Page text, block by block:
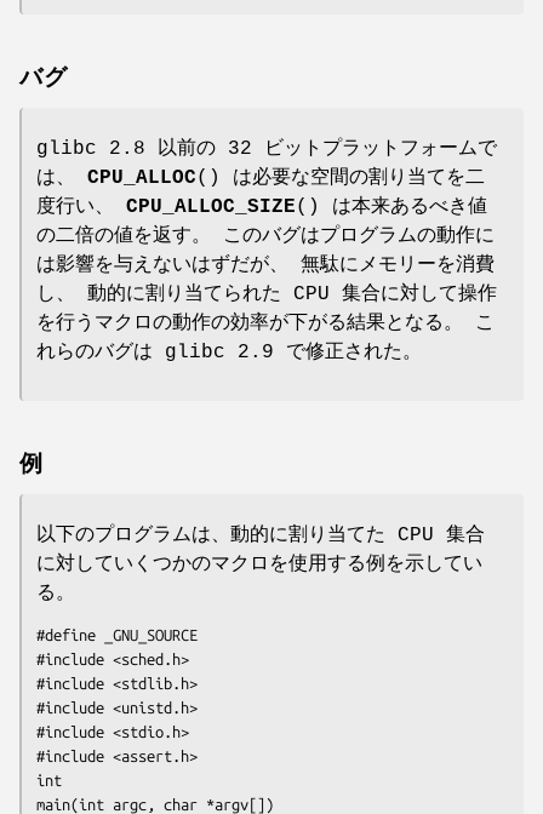
バグ
glibc 2.8 以前の 32 ビットプラットフォームで
は、 CPU_ALLOC() は必要な空間の割り当てを二
度行い、 CPU_ALLOC_SIZE() は本来あるべき値
の二倍の値を返す。 このバグはプログラムの動作に
は影響を与えないはずだが、 無駄にメモリーを消費
し、 動的に割り当てられた CPU 集合に対して操作
を行うマクロの動作の効率が下がる結果となる。 こ
れらのバグは glibc 2.9 で修正された。
例
以下のプログラムは、動的に割り当てた CPU 集合
に対していくつかのマクロを使用する例を示してい
る。
#define _GNU_SOURCE
#include <sched.h>
#include <stdlib.h>
#include <unistd.h>
#include <stdio.h>
#include <assert.h>
int
main(int argc, char *argv[])